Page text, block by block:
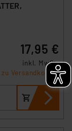
17,95 €
inkl. MwSt.
Versandkosten